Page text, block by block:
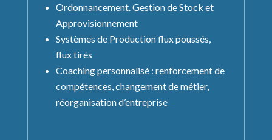
Ordonnancement. Gestion de Stock et
Approvisionnement
Systèmes de Production flux poussés,
flux tirés
Coaching personnalisé : renforcement de
compétences, changement de métier,
réorganisation d’entreprise